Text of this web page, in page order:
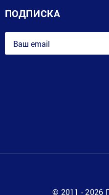
ПОДПИСКА
© 2011 - 2026